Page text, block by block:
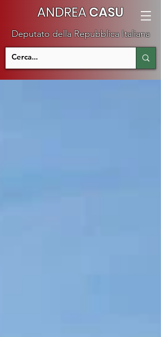
ANDREACASU
Deputato della Repubblica Italiana